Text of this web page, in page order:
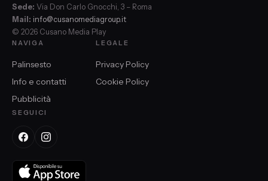
Sede: Via Don Carlo Gnocchi, 3 – Roma
Mail: info@cusanomediagroup.it
© 2026 Cusano Media Play
NAVIGA
Palinsesto
Info e contatti
Pubblicità
LEGALE
Privacy Policy
Cookie Policy
SEGUICI